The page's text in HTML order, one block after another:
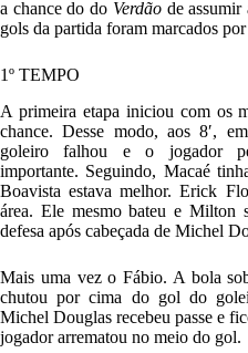
a chance do do Verdão de
gols da partida foram marcados por
1º TEMPO
A primeira etapa iniciou com os
chance. Desse modo, aos 8′,
goleiro falhou e o jogador
importante. Seguindo, Macaé
Boavista estava melhor. Erick
área. Ele mesmo bateu e Milton
defesa após cabeçada de Michel
Mais uma vez o Fábio. A bola
chutou por cima do gol do
Michel Douglas recebeu passe e
jogador arrematou no meio do gol.